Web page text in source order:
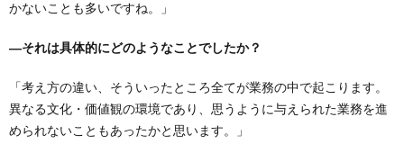
かないことも多いですね。」
―それは具体的にどのようなことでしたか？
「考え方の違い、そういったところ全てが業務の中で起こります。
異なる文化・価値観の環境であり、思うように与えられた業務を進
められないこともあったかと思います。」